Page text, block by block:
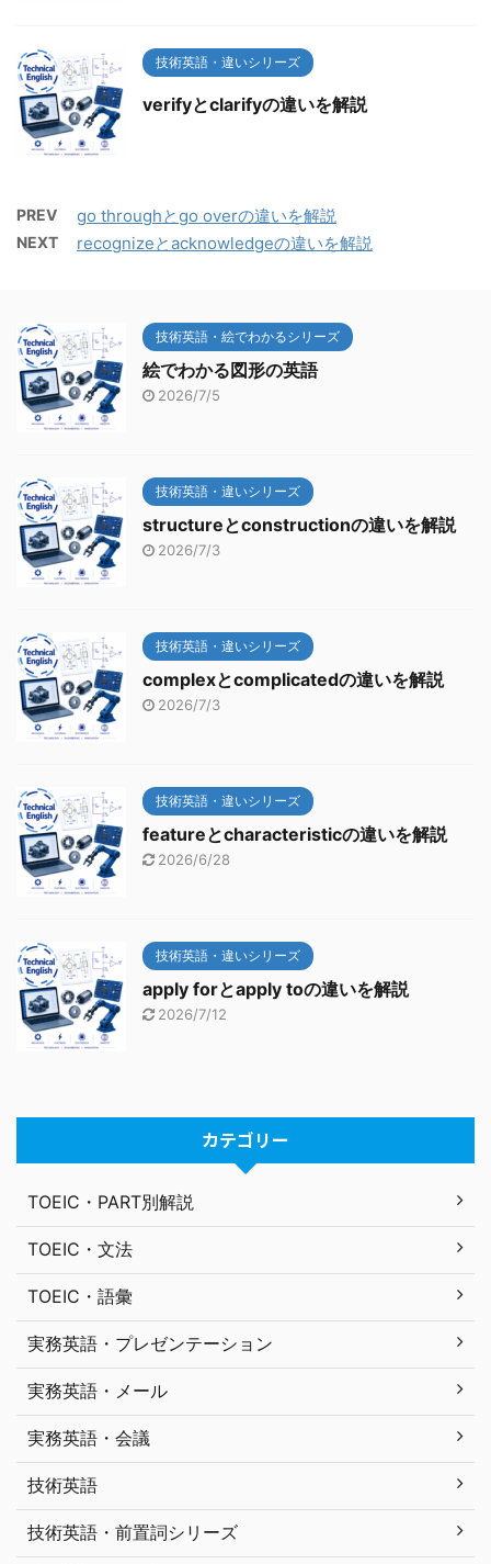
技術英語・違いシリーズ
verifyとclarifyの違いを解説
PREV go throughとgo overの違いを解説
NEXT recognizeとacknowledgeの違いを解説
技術英語・絵でわかるシリーズ
絵でわかる図形の英語
2026/7/5
技術英語・違いシリーズ
structureとconstructionの違いを解説
2026/7/3
技術英語・違いシリーズ
complexとcomplicatedの違いを解説
2026/7/3
技術英語・違いシリーズ
featureとcharacteristicの違いを解説
2026/6/28
技術英語・違いシリーズ
apply forとapply toの違いを解説
2026/7/12
カテゴリー
TOEIC・PART別解説
TOEIC・文法
TOEIC・語彙
実務英語・プレゼンテーション
実務英語・メール
実務英語・会議
技術英語
技術英語・前置詞シリーズ